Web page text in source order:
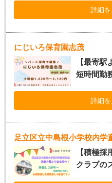
詳細
にじいろ保育園志茂
【最寄駅
短時間勤
詳細
足立区立中島根小学校内学
【積極
クラブの